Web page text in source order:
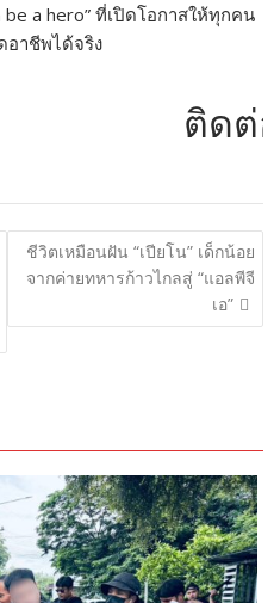
a hero” ที่เปิดโอกาสให้ทุกคน
อาชีพได้จริง
ติดต่อโ
ชีวิตเหมือนฝัน “เปียโน” เด็กน้อย
จากค่ายทหารก้าวไกลสู่ “แอลพีจี
เอ”